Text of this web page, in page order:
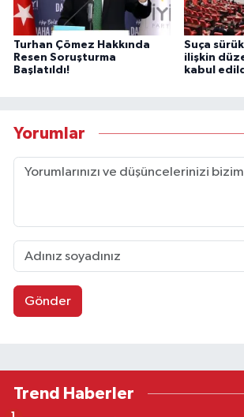
Turhan Çömez Hakkında
Resen Soruşturma
Başlatıldı!
Suça
ilişkin
kabul
Yorumlar
Gönder
Trend Haberler